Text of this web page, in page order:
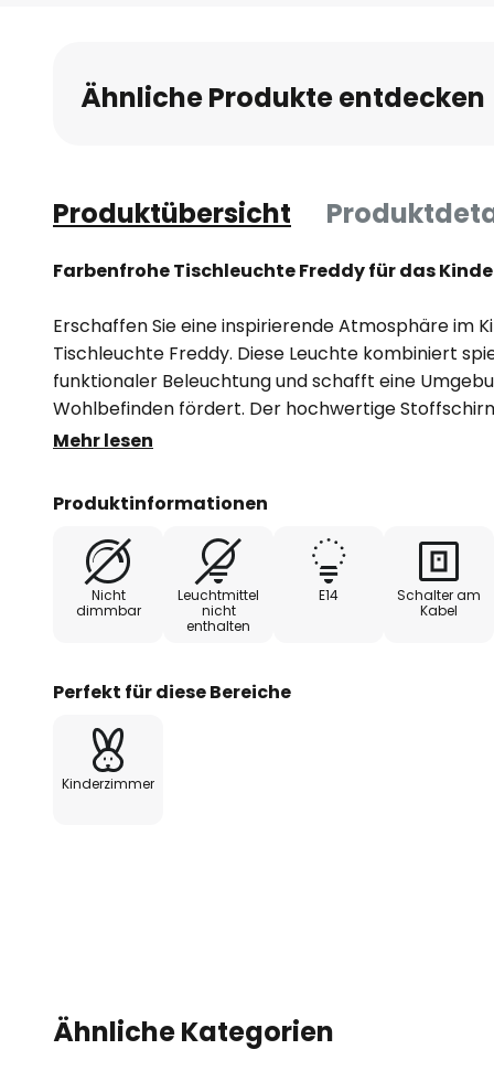
Bildgalerie
springen
Ähnliche Produkte entdecken
Produktübersicht
Farbenfrohe Tischleuchte Freddy für das
Erschaffen Sie eine inspirierende Atmosphäre im
Tischleuchte Freddy. Diese Leuchte kombiniert
funktionaler Beleuchtung und schafft eine
Wohlbefinden fördert. Der hochwertige
bunten Tiermotiv, macht dieses Lichtobjekt zu
unterstützt eine Atmosphäre, in der sich die
gleichzeitig angeregt werden, die Welt um sie
Mehr lesen
Produktinformationen
Nicht
dimmbar
Leuchtmittel
nicht
enthalten
E14
Schalter am
Kabel
Perfekt für diese Bereiche
Kinderzimmer
Ähnliche Kategorien